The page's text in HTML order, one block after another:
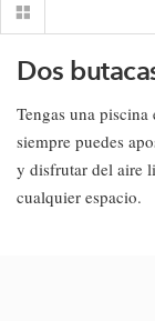
Dos
Tengas una
siempre puedes
y disfrutar del aire
cualquier espacio.